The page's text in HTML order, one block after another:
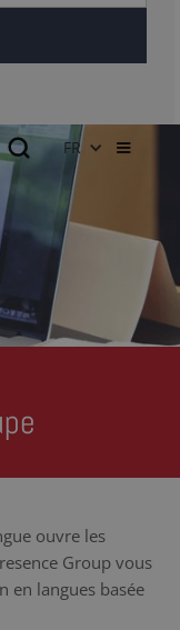
FR
ouvre les
Group vous
en langues basée